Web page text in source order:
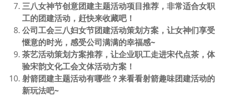
三八女神节创意团建主题活动项目推荐，非常适合女职
工的团建活动，赶快来收藏吧！
公司工会三八妇女节团建活动策划方案，让女神们享受
惬意的时光，感受公司满满的幸福感~
茶艺活动策划方案推荐，让企业职工走进宋代点茶，体
验宋韵文化工会文体活动方案！
射箭团建主题活动有哪些？来看看射箭趣味团建活动的
新玩法吧~